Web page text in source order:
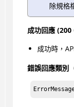
除規格
成功回應 (200
成功時，
錯誤回應類別